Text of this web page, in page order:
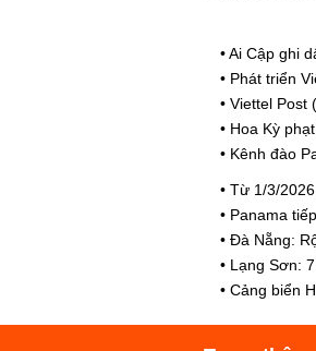
•Ai Cập ghi
• Phát triển
• Viettel Post
• Hoa Kỳ
• Kênh đào
• Từ 1/3/
• Panama
• Đà Nẵng:
• Lạng Sơn:
• Cảng biển